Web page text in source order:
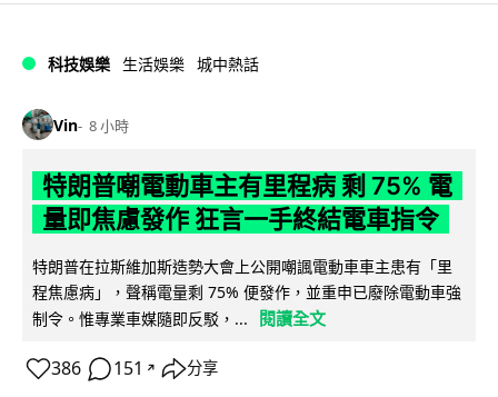
科技娛樂 生活娛樂 城中熱話
Vin 8 小時
特朗普嘲電動車主有里程病 剩 75% 電
量即焦慮發作 狂言一手終結電車指令
特朗普在拉斯維加斯造勢大會上公開嘲諷電動車車主患有「里
程焦慮病」，聲稱電量剩 75% 便發作，並重申已廢除電動車強
制令。惟專業車媒隨即反駁，...
閱讀全文
386 151 ↗ 分享